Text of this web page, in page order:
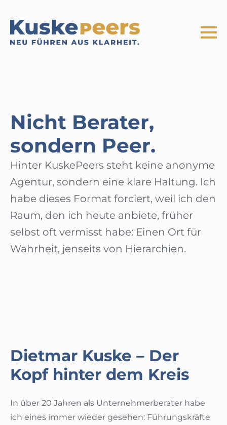
Nicht Berater,
sondern Peer.
Hinter KuskePeers steht keine anonyme
Agentur, sondern eine klare Haltung. Ich
habe dieses Format forciert, weil ich den
Raum, den ich heute anbiete, früher
selbst oft vermisst habe: Einen Ort für
Wahrheit, jenseits von Hierarchien.
Dietmar Kuske – Der
Kopf hinter dem Kreis
In über 20 Jahren als Unternehmerberater habe
ich eines immer wieder gesehen: Führungskräfte